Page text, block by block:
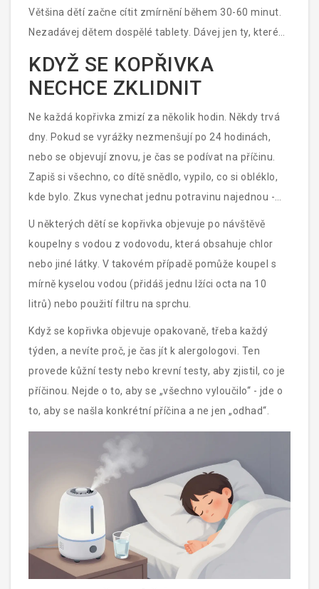
Většina dětí začne cítit zmírnění během 30-60 minut.
Nezadávej dětem dospělé tablety. Dávej jen ty, které
jsou určené pro věk a hmotnost dítěte.
KDYŽ SE KOPŘIVKA
NECHCE ZKLIDNIT
Ne každá kopřivka zmizí za několik hodin. Někdy trvá
dny. Pokud se vyrážky nezmenšují po 24 hodinách,
nebo se objevují znovu, je čas se podívat na příčinu.
Zapiš si všechno, co dítě snědlo, vypilo, co si obléklo,
kde bylo. Zkus vynechat jednu potravinu najednou -
například mléko - a sleduj, jestli se kopřivka zmenší.
U některých dětí se kopřivka objevuje po návštěvě
koupelny s vodou z vodovodu, která obsahuje chlor
nebo jiné látky. V takovém případě pomůže koupel s
mírně kyselou vodou (přidáš jednu lžíci octa na 10
litrů) nebo použití filtru na sprchu.
Když se kopřivka objevuje opakovaně, třeba každý
týden, a nevíte proč, je čas jít k alergologovi. Ten
provede kůžní testy nebo krevní testy, aby zjistil, co je
příčinou. Nejde o to, aby se „všechno vyloučilo“ - jde o
to, aby se našla konkrétní příčina a ne jen „odhad“.